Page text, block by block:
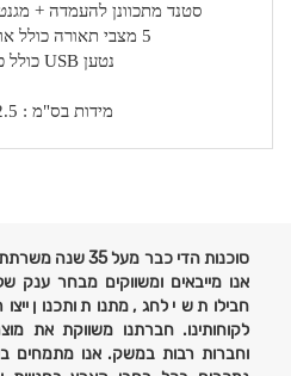
סטנד מתכוונן להעמדה +
5 מצבי תאורה כולל אור אדום מהבהב
נטען USB כולל כבל טעינה
מידות בס"מ : 8.5X5X2.5
סוכנות הדי כבר
אנו מייבאים ומשווקים מבחר ענק
חבילות שי לחג, מתנות ותכנון
לקוחותינו. חברתנו משווקת את
וחברות רבות במשק. אנו מתמחים